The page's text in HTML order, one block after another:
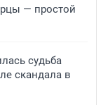
— простой
судьба
скандала в